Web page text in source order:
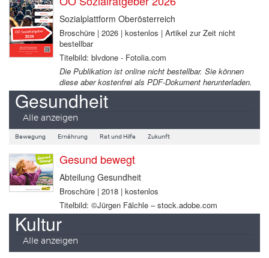
Sozialplattform Oberösterreich
Broschüre | 2026 | kostenlos | Artikel zur Zeit nicht
bestellbar
Titelbild: blvdone - Fotolia.com
Die Publikation ist online nicht bestellbar. Sie können
diese aber kostenfrei als PDF-Dokument herunterladen.
Gesundheit
Alle anzeigen
Bewegung Ernährung Rat und Hilfe Zukunft
Gesund bewegt
Abteilung Gesundheit
Broschüre | 2018 | kostenlos
Titelbild: ©Jürgen Fälchle – stock.adobe.com
Kultur
Alle anzeigen